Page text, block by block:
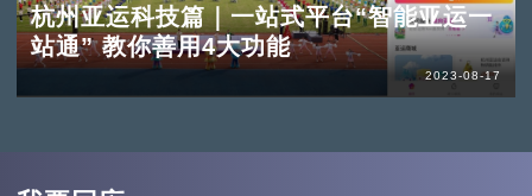
杭州亚运科技篇｜一站式平台“智能亚运一
站通” 教你善用4大功能
2023-08-17